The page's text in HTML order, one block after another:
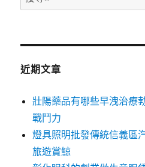
尋
鍵
近期文章
壯陽藥品有哪些早洩治療
戰鬥力
燈具照明批發傳統信義區
旅遊賞鯨